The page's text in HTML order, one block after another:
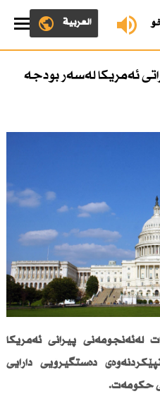
العربية
ئەمریكا لەسەر بودجە
لەئەنجومەنی پیرانی ئەمریكا
دەستگیرۆیی دارایی
حكومەت.